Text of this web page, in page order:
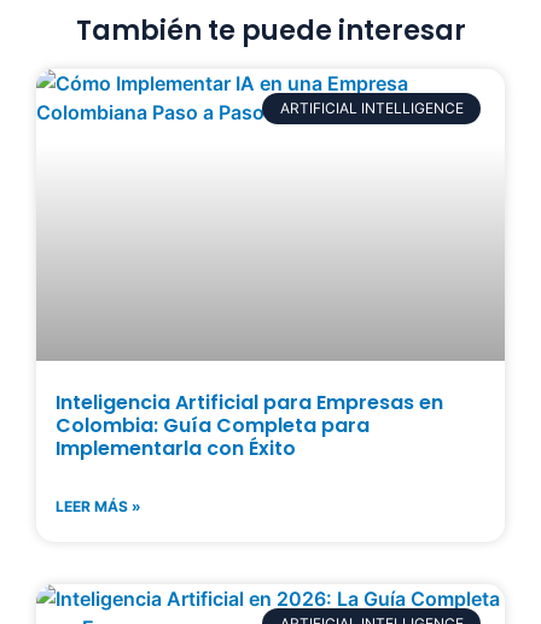
También te puede interesar
ARTIFICIAL INTELLIGENCE
Inteligencia Artificial para Empresas en
Colombia: Guía Completa para
Implementarla con Éxito
LEER MÁS »